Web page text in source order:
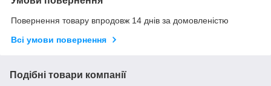
Повернення товару впродовж 14 днів за домовленістю
Всі умови повернення
Подібні товари компанії